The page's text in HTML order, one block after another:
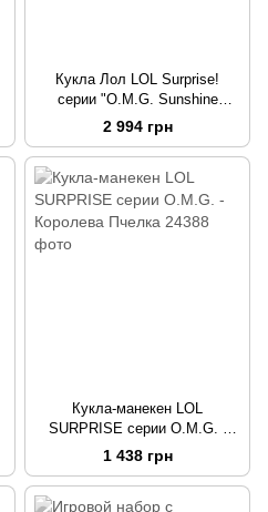
Кукла Лол LOL Surprise!
серии "O.M.G. Sunshine
Makeover" – Санрайз
2 994 грн
Кукла-манекен LOL
SURPRISE серии O.M.G. -
Королева Пчелка
1 438 грн